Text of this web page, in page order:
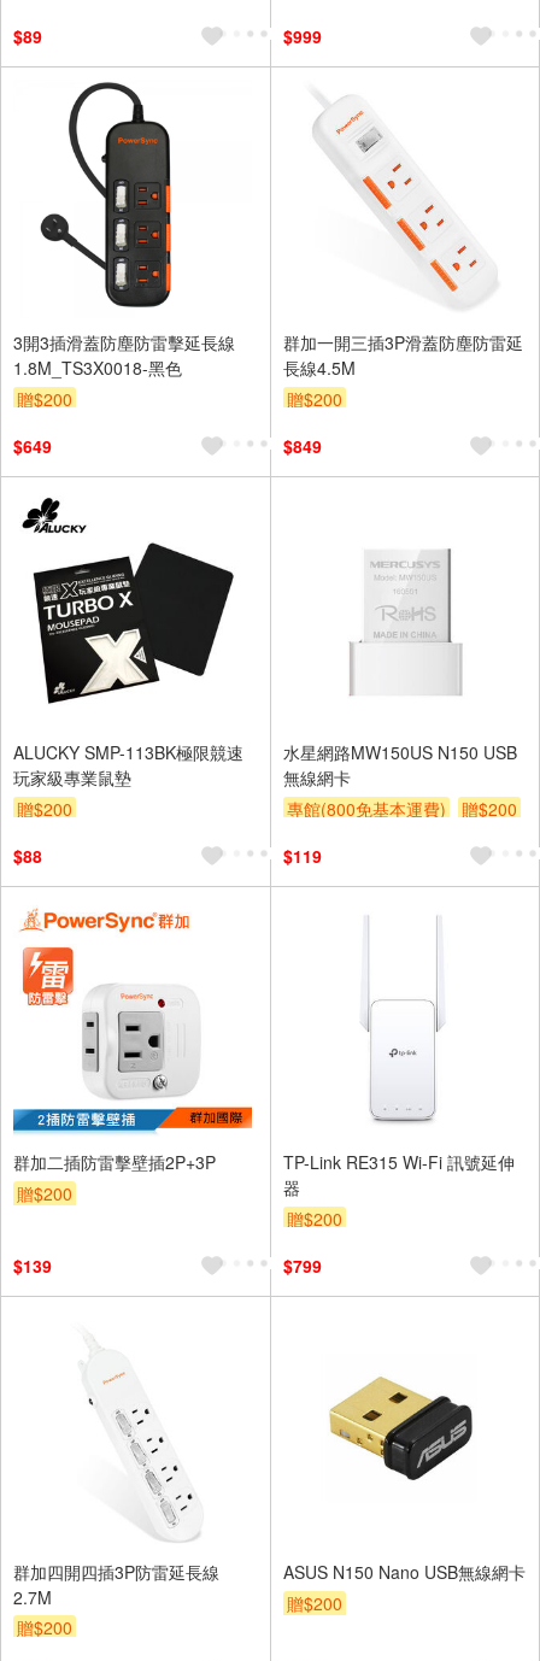
$89
$999
3開3插滑蓋防塵防雷擊延長線
1.8M_TS3X0018-黑色
贈$200
$649
群加一開三插3P滑蓋防塵防雷延
長線4.5M
贈$200
$849
ALUCKY SMP-113BK極限競速
玩家級專業鼠墊
贈$200
$88
水星網路MW150US N150 USB
無線網卡
專館(800免基本運費)
贈$200
$119
群加二插防雷擊壁插2P+3P
贈$200
$139
TP-Link RE315 Wi-Fi 訊號延伸
器
贈$200
$799
群加四開四插3P防雷延長線
2.7M
贈$200
ASUS N150 Nano USB無線網卡
贈$200